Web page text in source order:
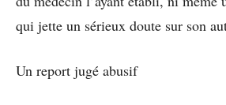
qui jette un sérieux doute sur son
Un report jugé abusif